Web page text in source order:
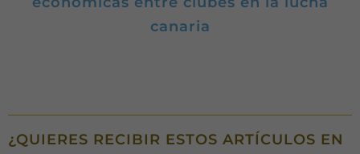
canaria
¿QUIERES RECIBIR ESTOS ARTÍCULOS EN
rechaza estas
cookies,
algunas
Marketing